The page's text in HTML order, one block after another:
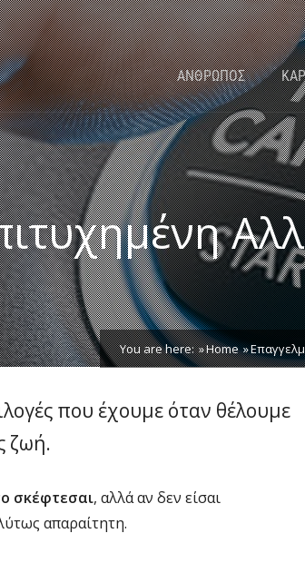
ΑΝΘΡΩΠΟΣ
You are here: Home
που έχουμε όταν θέλουμε
ζωή.
σκέφτεσαι, αλλά αν δεν είσαι
απαραίτητη.